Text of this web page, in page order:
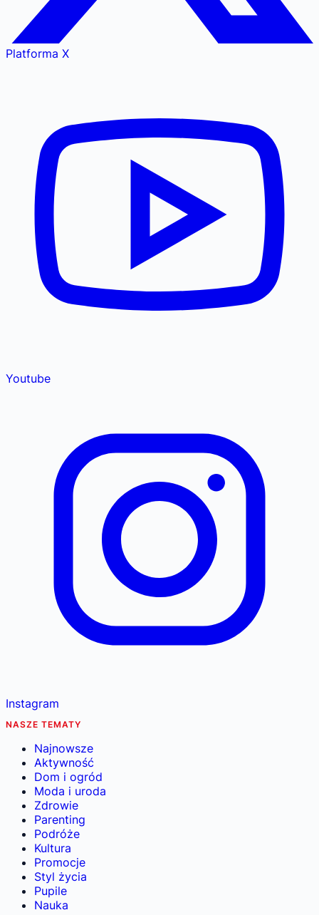
Platforma X
Youtube
Instagram
NASZE TEMATY
Najnowsze
Aktywność
Dom i ogród
Moda i uroda
Zdrowie
Parenting
Podróże
Kultura
Promocje
Styl życia
Pupile
Nauka